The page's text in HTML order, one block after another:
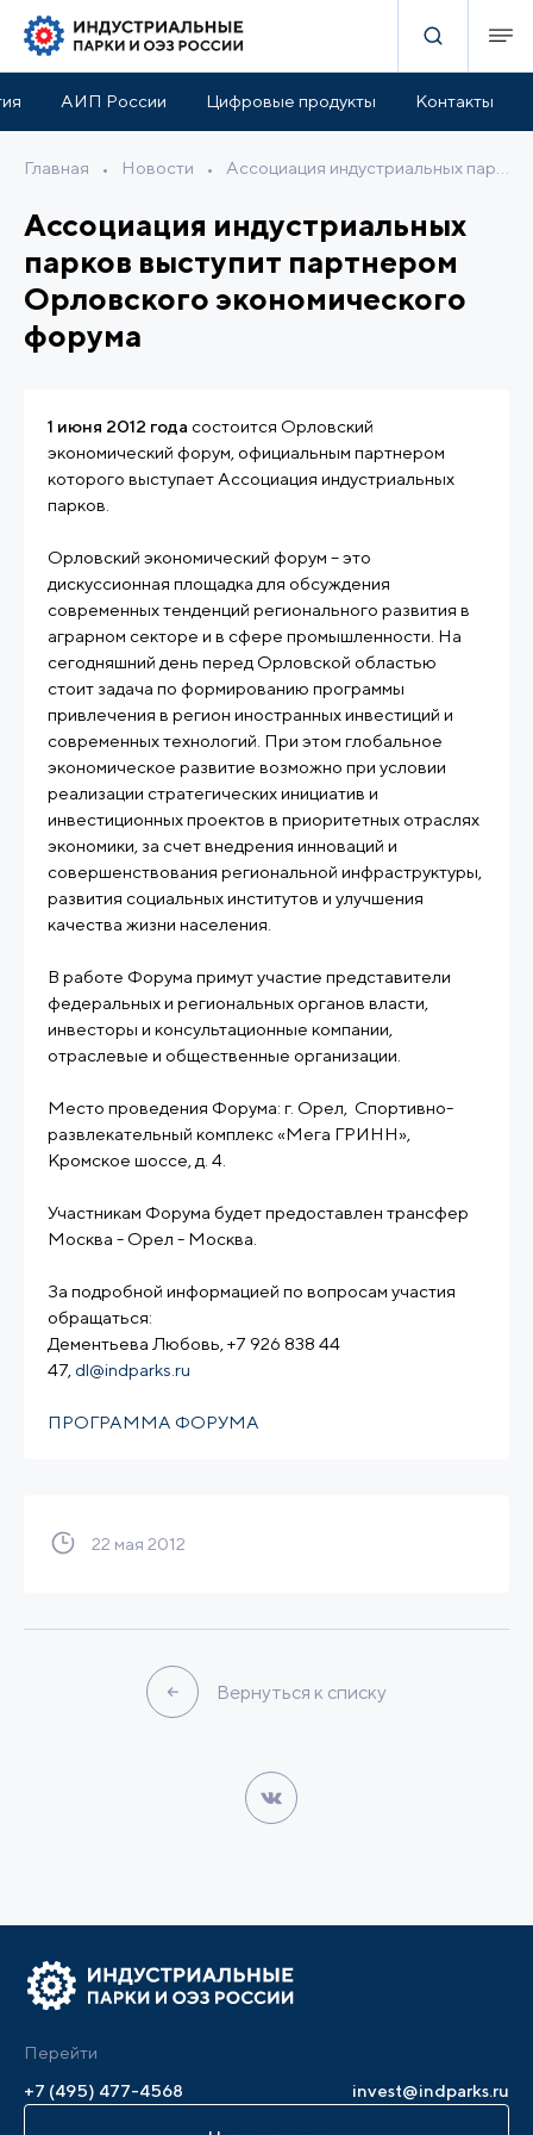
АИП России Цифровые продукты Контакты
Главная • Новости •
Ассоциация индустриальных
парков выступит партнером
Орловского экономического
форума
1 июня 2012 года состоится Орловский
экономический форум, официальным партнером
которого выступает Ассоциация индустриальных
парков.
Орловский экономический форум – это
дискуссионная площадка для обсуждения
современных тенденций регионального развития в
аграрном секторе и в сфере промышленности. На
сегодняшний день перед Орловской областью
стоит задача по формированию программы
привлечения в регион иностранных инвестиций и
современных технологий. При этом глобальное
экономическое развитие возможно при условии
реализации стратегических инициатив и
инвестиционных проектов в приоритетных отраслях
экономики, за счет внедрения инноваций и
совершенствования региональной инфраструктуры,
развития социальных институтов и улучшения
качества жизни населения.
В работе Форума примут участие представители
федеральных и региональных органов власти,
инвесторы и консультационные компании,
отраслевые и общественные организации.
Место проведения Форума: г. Орел, Спортивно-
развлекательный комплекс «Мега ГРИНН»,
Кромское шоссе, д. 4.
Участникам Форума будет предоставлен трансфер
Москва - Орел - Москва.
За подробной информацией по вопросам участия
обращаться:
Дементьева Любовь, +7 926 838 44
47, dl@indparks.ru
ПРОГРАММА ФОРУМА
22 мая 2012
Вернуться к списку
Перейти
+7 (495) 477-4568
invest@indparks.ru